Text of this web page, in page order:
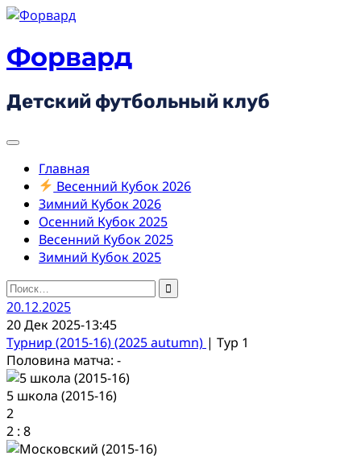
Skip
content
Форвард
Детский футбольный клуб
Главная
Весенний Кубок 2026
Зимний Кубок 2026
Осенний Кубок 2025
Весенний Кубок 2025
Зимний Кубок 2025
Найти:
20.12.2025
20 Дек 2025-13:45
Турнир (2015-16) (2025 autumn) | Тур 1
Половина матча: -
5 школа (2015-16)
2
2 : 8